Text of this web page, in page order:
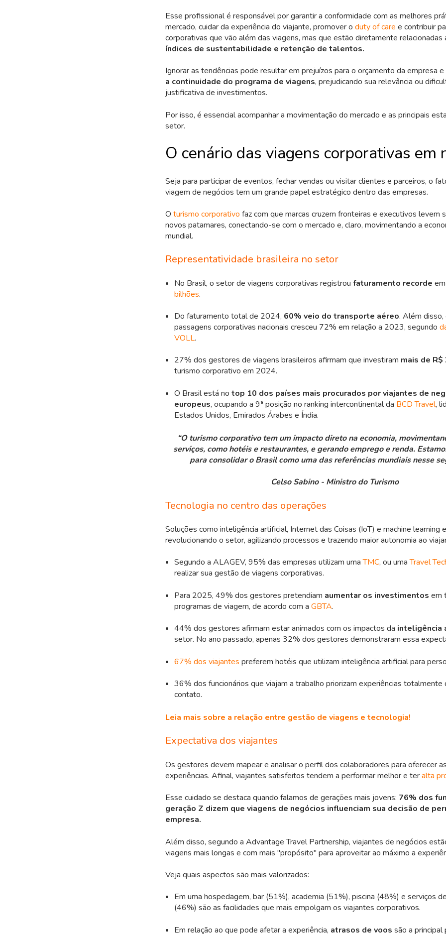
Esse profissional é responsável por garantir a conformidade com as melhores
mercado, cuidar da experiência do viajante, promover o duty of care e contribuir
corporativas que vão além das viagens, mas que estão diretamente relacionadas
índices de sustentabilidade e retenção de talentos.
Ignorar as tendências pode resultar em prejuízos para o orçamento da empresa e
a continuidade do programa de viagens, prejudicando sua relevância ou
justificativa de investimentos.
Por isso, é essencial acompanhar a movimentação do mercado e as principais
setor.
O cenário das viagens corporativas em
Seja para participar de eventos, fechar vendas ou visitar clientes e parceiros, o
viagem de negócios tem um grande papel estratégico dentro das empresas.
O turismo corporativo faz com que marcas cruzem fronteiras e executivos levem
novos patamares, conectando-se com o mercado e, claro, movimentando a
mundial.
Representatividade brasileira no setor
No Brasil, o setor de viagens corporativas registrou faturamento recorde
bilhões.
Do faturamento total de 2024, 60% veio do transporte aéreo. Além disso,
passagens corporativas nacionais cresceu 72% em relação a 2023, segundo
VOLL.
27% dos gestores de viagens brasileiros afirmam que investiram mais de
turismo corporativo em 2024.
O Brasil está no top 10 dos países mais procurados por viajantes de
europeus, ocupando a 9ª posição no ranking intercontinental da BCD Travel,
Estados Unidos, Emirados Árabes e Índia.
“O turismo corporativo tem um impacto direto na economia,
serviços, como hotéis e restaurantes, e gerando emprego e renda.
para consolidar o Brasil como uma das referências mundiais nesse
Celso Sabino - Ministro do Turismo
Tecnologia no centro das operações
Soluções como inteligência artificial, Internet das Coisas (IoT) e machine learning
revolucionando o setor, agilizando processos e trazendo maior autonomia ao
Segundo a ALAGEV, 95% das empresas utilizam umaTMC, ou umaTravel
realizar sua gestão de viagens corporativas.
Para 2025, 49% dos gestores pretendiam aumentar os investimentos em
programas de viagem, de acordo com a GBTA.
44% dos gestores afirmam estar animados com os impactos da inteligência
setor. No ano passado, apenas 32% dos gestores demonstraram essa
67% dos viajantes preferem hotéis que utilizam inteligência artificial para
36% dos funcionários que viajam a trabalho priorizam experiências totalmente
contato.
Leia mais sobre a relação entre gestão de viagens e tecnologia!
Expectativa dos viajantes
Os gestores devem mapear e analisar o perfil dos colaboradores para oferecer
experiências. Afinal, viajantes satisfeitos tendem a performar melhor e teralta
Esse cuidado se destaca quando falamos de gerações mais jovens: 76% dos
geração Z dizem que viagens de negócios influenciam sua decisão de
empresa.
Além disso, segundo a Advantage Travel Partnership, viajantes de negócios
viagens mais longas e com mais "propósito" para aproveitar ao máximo a
Veja quais aspectos são mais valorizados:
Em uma hospedagem, bar (51%), academia (51%), piscina (48%) e serviços
(46%) são as facilidades que mais empolgam os viajantes corporativos.
Em relação ao que pode afetar a experiência, atrasos de voos são a principal